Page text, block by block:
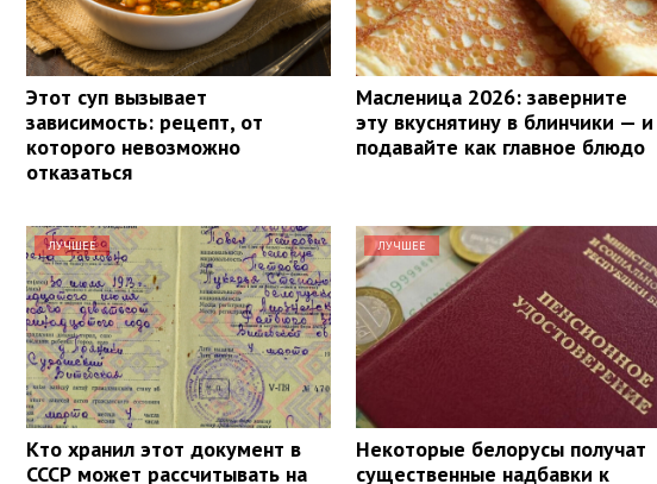
Этот суп вызывает
зависимость: рецепт, от
которого невозможно
отказаться
Масленица 2026: заверните
эту вкуснятину в блинчики — и
подавайте как главное блюдо
ЛУЧШЕЕ
Кто хранил этот документ в
СССР может рассчитывать на
ЛУЧШЕЕ
Некоторые белорусы получат
существенные надбавки к